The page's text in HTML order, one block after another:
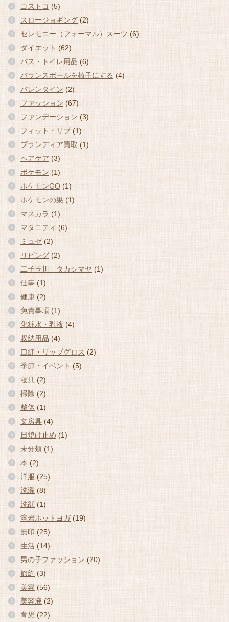
コストコ (5)
スロージョギング (2)
セレモニー（フォーマル）スーツ (6)
ダイエット (62)
バス・トイレ用品 (6)
バランスボールを椅子にする (4)
バレンタイン (2)
ファッション (67)
ファンデーション (3)
フィット・リブ (1)
ブランディア買取 (1)
ヘアケア (3)
ポケモン (1)
ポケモンGO (1)
ポケモンの巣 (1)
マスカラ (1)
マタニティ (6)
ミュゼ(2)
リビング (2)
二子玉川 タカシマヤ (1)
仕事 (1)
健康 (2)
免責事項 (1)
化粧水・乳液 (4)
収納用品 (4)
口紅・リップグロス (2)
季節・イベント (5)
寝具 (2)
掃除 (2)
整体 (1)
文房具 (4)
日焼け止め (1)
未分類 (1)
本 (2)
洋服 (25)
洗濯 (8)
洗顔 (1)
溶岩ホットヨガ(19)
無印 (25)
生活 (14)
男の子ファッション (20)
節約 (3)
美容 (56)
美容液 (2)
育児 (22)